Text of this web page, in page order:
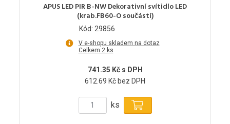
APUS LED PIR B-NW Dekorativní svítidlo LED
(krab.FB60-O součástí)
Kód: 29856
V e-shopu skladem na dotaz
Celkem 2 ks
741.35 Kč s DPH
612.69 Kč bez DPH
ks